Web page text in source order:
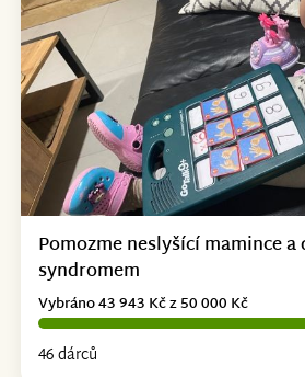
Pomozme neslyšící mamince a
syndromem
46 dárců
Vybráno 43 943 Kč z 50 000 Kč